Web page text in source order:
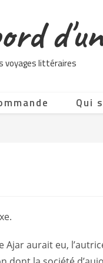
voyages littéraires
Qui
Ajar aurait eu,